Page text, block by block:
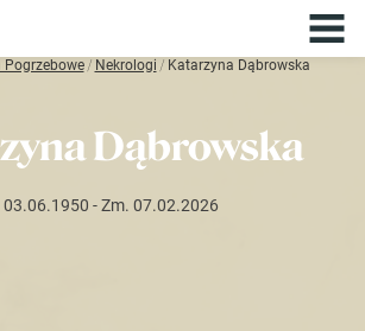
Pogrzebowe/ Nekrologi / Katarzyna Dąbrowska
Dąbrowska
03.06.1950 - Zm. 07.02.2026